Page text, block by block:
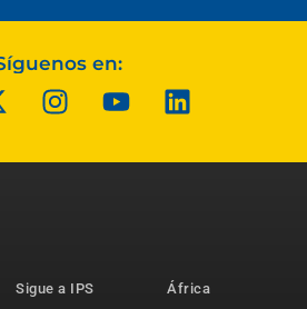
en:
Sigue a IPS
África